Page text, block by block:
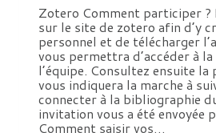
Zotero Comment participer ?
sur le site de zotero afin d’y
personnel et de télécharger
vous permettra d’accéder à
l’équipe. Consultez ensuite la
vous indiquera la marche à
connecter à la bibliographie
invitation vous a été envoyée
Comment saisir vos…